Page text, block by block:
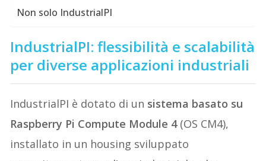
Non solo IndustrialPI
IndustrialPI: flessibilità e scalabilità
per diverse applicazioni industriali
IndustrialPI è dotato di un sistema basato su
Raspberry Pi Compute Module 4(OS CM4),
installato in un housing sviluppato